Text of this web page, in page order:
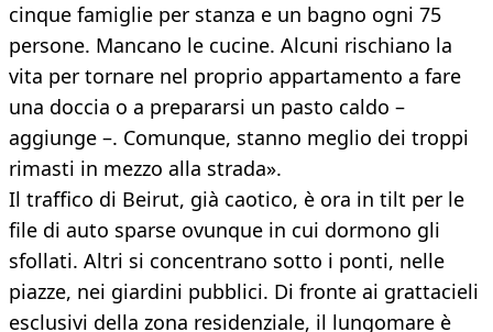
cinque famiglie per stanza e un bagno ogni 75
persone. Mancano le cucine. Alcuni rischiano la
vita per tornare nel proprio appartamento a fare
una doccia o a prepararsi un pasto caldo –
aggiunge –. Comunque, stanno meglio dei troppi
rimasti in mezzo alla strada».
Il traffico di Beirut, già caotico, è ora in tilt per le
file di auto sparse ovunque in cui dormono gli
sfollati. Altri si concentrano sotto i ponti, nelle
piazze, nei giardini pubblici. Di fronte ai grattacieli
esclusivi della zona residenziale, il lungomare è